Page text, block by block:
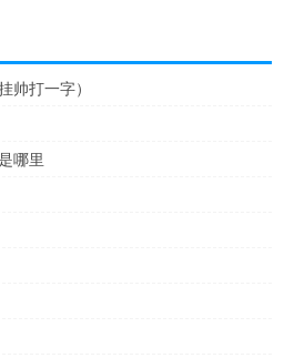
帅打一字）
哪里